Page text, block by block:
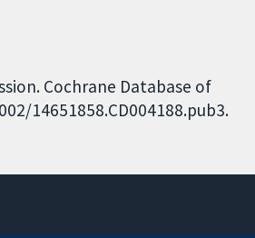
Cochrane Database of
14651858.CD004188.pub3.